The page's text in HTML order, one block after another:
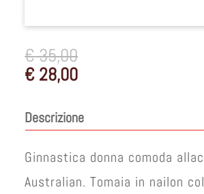
€35,00
€ 28,00
Descrizione
Ginnastica donna comoda
Australian. Tomaia in nailon